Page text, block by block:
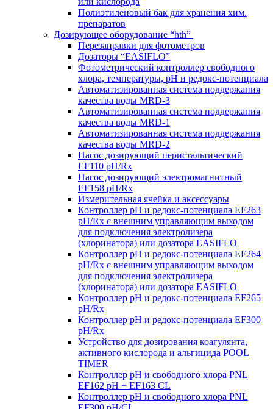
Полиэтиленовый бак для хранения хим.
препаратов
Дозирующее оборудование “hth”
Перезаправки для фотометров
Дозаторы “EASIFLO”
Фотометрический контроллер свободного
хлора, температуры, рН и редокс-потенциала
Автоматизированная система поддержания
качества воды MRD-3
Автоматизированная система поддержания
качества воды MRD-1
Автоматизированная система поддержания
качества воды MRD-2
Насос дозирующий перистальтический
EF110 pH/Rx
Насос дозирующий электромагнитный
EF158 pH/Rx
Измерительная ячейка и аксессуары
Контроллер рН и редокс-потенциала EF263
pH/Rx с внешним управляющим выходом
для подключения электролизера
(хлоринатора) или дозатора EASIFLO
Контроллер рН и редокс-потенциала EF264
pH/Rx с внешним управляющим выходом
для подключения электролизера
(хлоринатора) или дозатора EASIFLO
Контроллер рН и редокс-потенциала EF265
pH/Rx
Контроллер рН и редокс-потенциала EF300
pH/Rx
Устройство для дозирования коагулянта,
активного кислорода и альгицида POOL
TIMER
Контроллер рН и свободного хлора PNL
EF162 pH + EF163 CL
Контроллер рН и свободного хлора PNL